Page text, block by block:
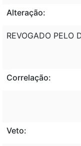
Alteração:
REVOGADO
Correlação:
Veto: